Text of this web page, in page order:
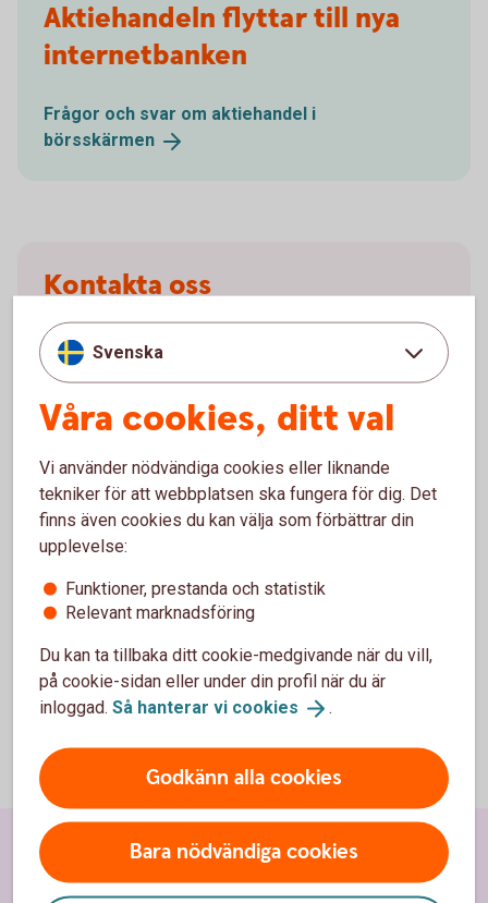
Aktiehandeln flyttar till nya
internetbanken
Frågor och svar om aktiehandel i
börsskärmen
Kontakta oss
Klagomål och reklamationer
Om du inte är nöjd
Om du har frågor
Kontakta oss om våra
Svenska
Våra cookies, ditt val
Vi använder nödvändiga cookies eller liknande
tekniker för att webbplatsen ska fungera för dig. Det
finns även cookies du kan välja som förbättrar din
upplevelse:
Funktioner, prestanda och statistik
Relevant marknadsföring
Du kan ta tillbaka ditt cookie-medgivande när du vill,
på cookie-sidan eller under din profil när du är
inloggad. Så hanterar vi cookies .
Godkänn alla cookies
Bara nödvändiga cookies
Sidfot
Hitta snabbt